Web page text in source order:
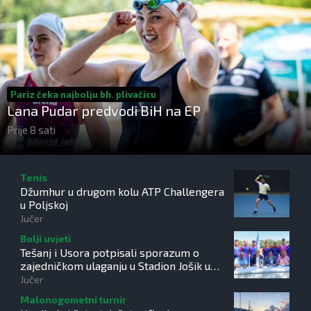
Pariz čeka najbolju bh. plivačicu
Lana Pudar predvodi BiH na EP
Prije 8 sati
Tenis
Džumhur u drugom kolu ATP Challengera
u Poljskoj
Jučer
Bolji uvjeti
Tešanj i Usora potpisali sporazum o
zajedničkom ulaganju u Stadion Jošik u
Tešanjci
Jučer
Malonogometni turnir